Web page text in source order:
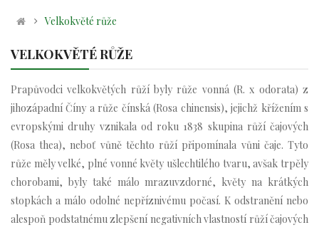
Velkokvěté růže
VELKOKVĚTÉ RŮŽE
Prapůvodci velkokvětých růží byly růže vonná (R. x odorata) z
jihozápadní Číny a růže čínská (Rosa chinensis), jejichž křížením s
evropskými druhy vznikala od roku 1838 skupina růží čajových
(Rosa thea), neboť vůně těchto růží připomínala vůni čaje. Tyto
růže měly velké, plné vonné květy ušlechtilého tvaru, avšak trpěly
chorobami, byly také málo mrazuvzdorné, květy na krátkých
stopkách a málo odolné nepříznivému počasí. K odstranění nebo
alespoň podstatnému zlepšení negativních vlastností růží čajových